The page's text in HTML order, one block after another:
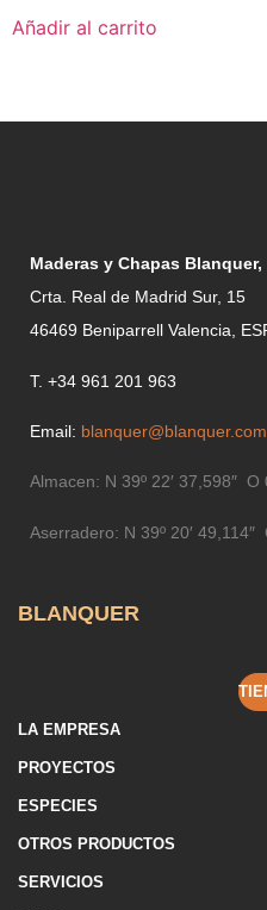
Añadir al carrito
Maderas y Chapas Blanquer,
Crta. Real de Madrid Sur, 15
46469 Beniparrell Valencia,
T. +34 961 201 963
Email: blanquer@blanquer.com
Almacen: N 39º 22′ 37,598″ O
Aserradero: N 39º 20′ 49,114″
BLANQUER
LA EMPRESA
PROYECTOS
ESPECIES
OTROS PRODUCTOS
SERVICIOS